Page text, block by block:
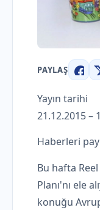
PAYLAŞ
Yayın tarihi
21.12.2015 –
Haberleri
Bu hafta
Planı'nı ele
konuğu